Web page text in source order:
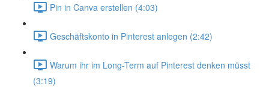
Pin in Canva erstellen (4:03)
Geschäftskonto in Pinterest anlegen (2:42)
Warum ihr im Long-Term auf Pinterest denken müsst
(3:19)